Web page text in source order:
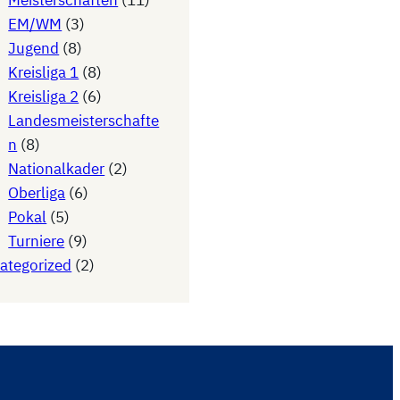
EM/WM (3)
Jugend (8)
Kreisliga 1 (8)
Kreisliga 2 (6)
Landesmeisterschafte
n (8)
Nationalkader (2)
Oberliga (6)
Pokal (5)
Turniere (9)
(2)